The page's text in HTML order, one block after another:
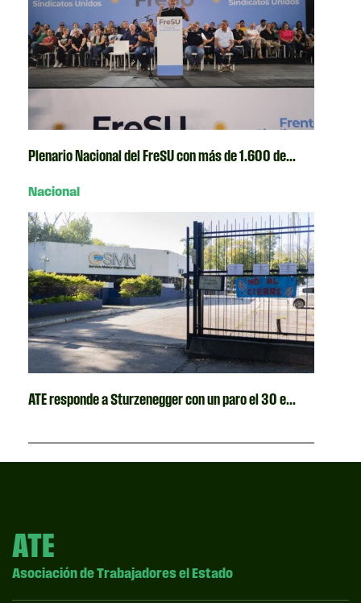
Plenario Nacional del FreSU con más de 1.600 de...
Nacional
ATE responde a Sturzenegger con un paro el 30 e...
ATE
Asociación de Trabajadores el Estado